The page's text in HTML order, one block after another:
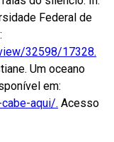
Federal de
32598/17328.
Um oceano
em:
aqui/. Acesso